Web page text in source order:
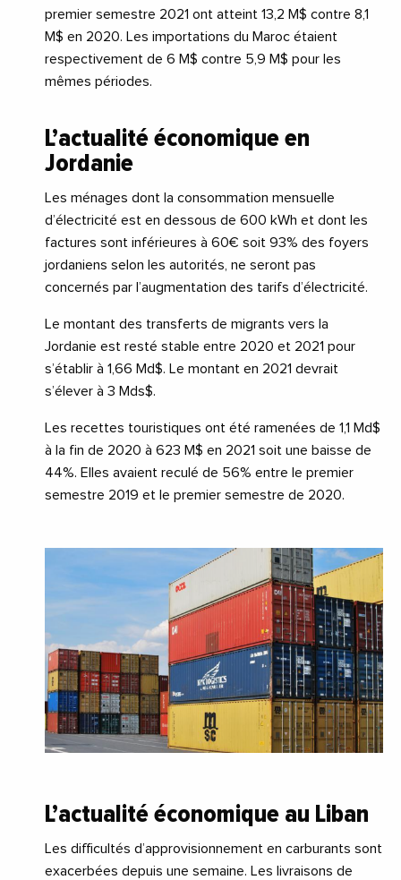
premier semestre 2021 ont atteint 13,2 M$ contre 8,1
M$ en 2020. Les importations du Maroc étaient
respectivement de 6 M$ contre 5,9 M$ pour les
mêmes périodes.
L’actualité économique en
Jordanie
Les ménages dont la consommation mensuelle
d’électricité est en dessous de 600 kWh et dont les
factures sont inférieures à 60€ soit 93% des foyers
jordaniens selon les autorités, ne seront pas
concernés par l’augmentation des tarifs d’électricité.
Le montant des transferts de migrants vers la
Jordanie est resté stable entre 2020 et 2021 pour
s’établir à 1,66 Md$. Le montant en 2021 devrait
s’élever à 3 Mds$.
Les recettes touristiques ont été ramenées de 1,1 Md$
à la fin de 2020 à 623 M$ en 2021 soit une baisse de
44%. Elles avaient reculé de 56% entre le premier
semestre 2019 et le premier semestre de 2020.
L’actualité économique au Liban
Les difficultés d’approvisionnement en carburants sont
exacerbées depuis une semaine. Les livraisons de